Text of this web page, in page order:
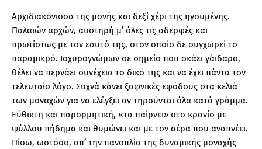
Αρχιδιακόνισσα της μονής και δεξί χέρι της ηγουμένης.
Παλαιών αρχών, αυστηρή μ’ όλες τις αδερφές και
πρωτίστως με τον εαυτό της, στον οποίο δε συγχωρεί το
παραμικρό. Ισχυρογνώμων σε σημείο που σκάει γάιδαρο,
θέλει να περνάει συνέχεια το δικό της και να έχει πάντα τον
τελευταίο λόγο. Συχνά κάνει ξαφνικές εφόδους στα κελιά
των μοναχών για να ελέγξει αν τηρούνται όλα κατά γράμμα.
Εύθικτη και παρορμητική, «τα παίρνει» στο κρανίο με
ψύλλου πήδημα και θυμώνει και με τον αέρα που αναπνέει.
Πίσω, ωστόσο, απ’ την πανοπλία της δυναμικής μοναχής